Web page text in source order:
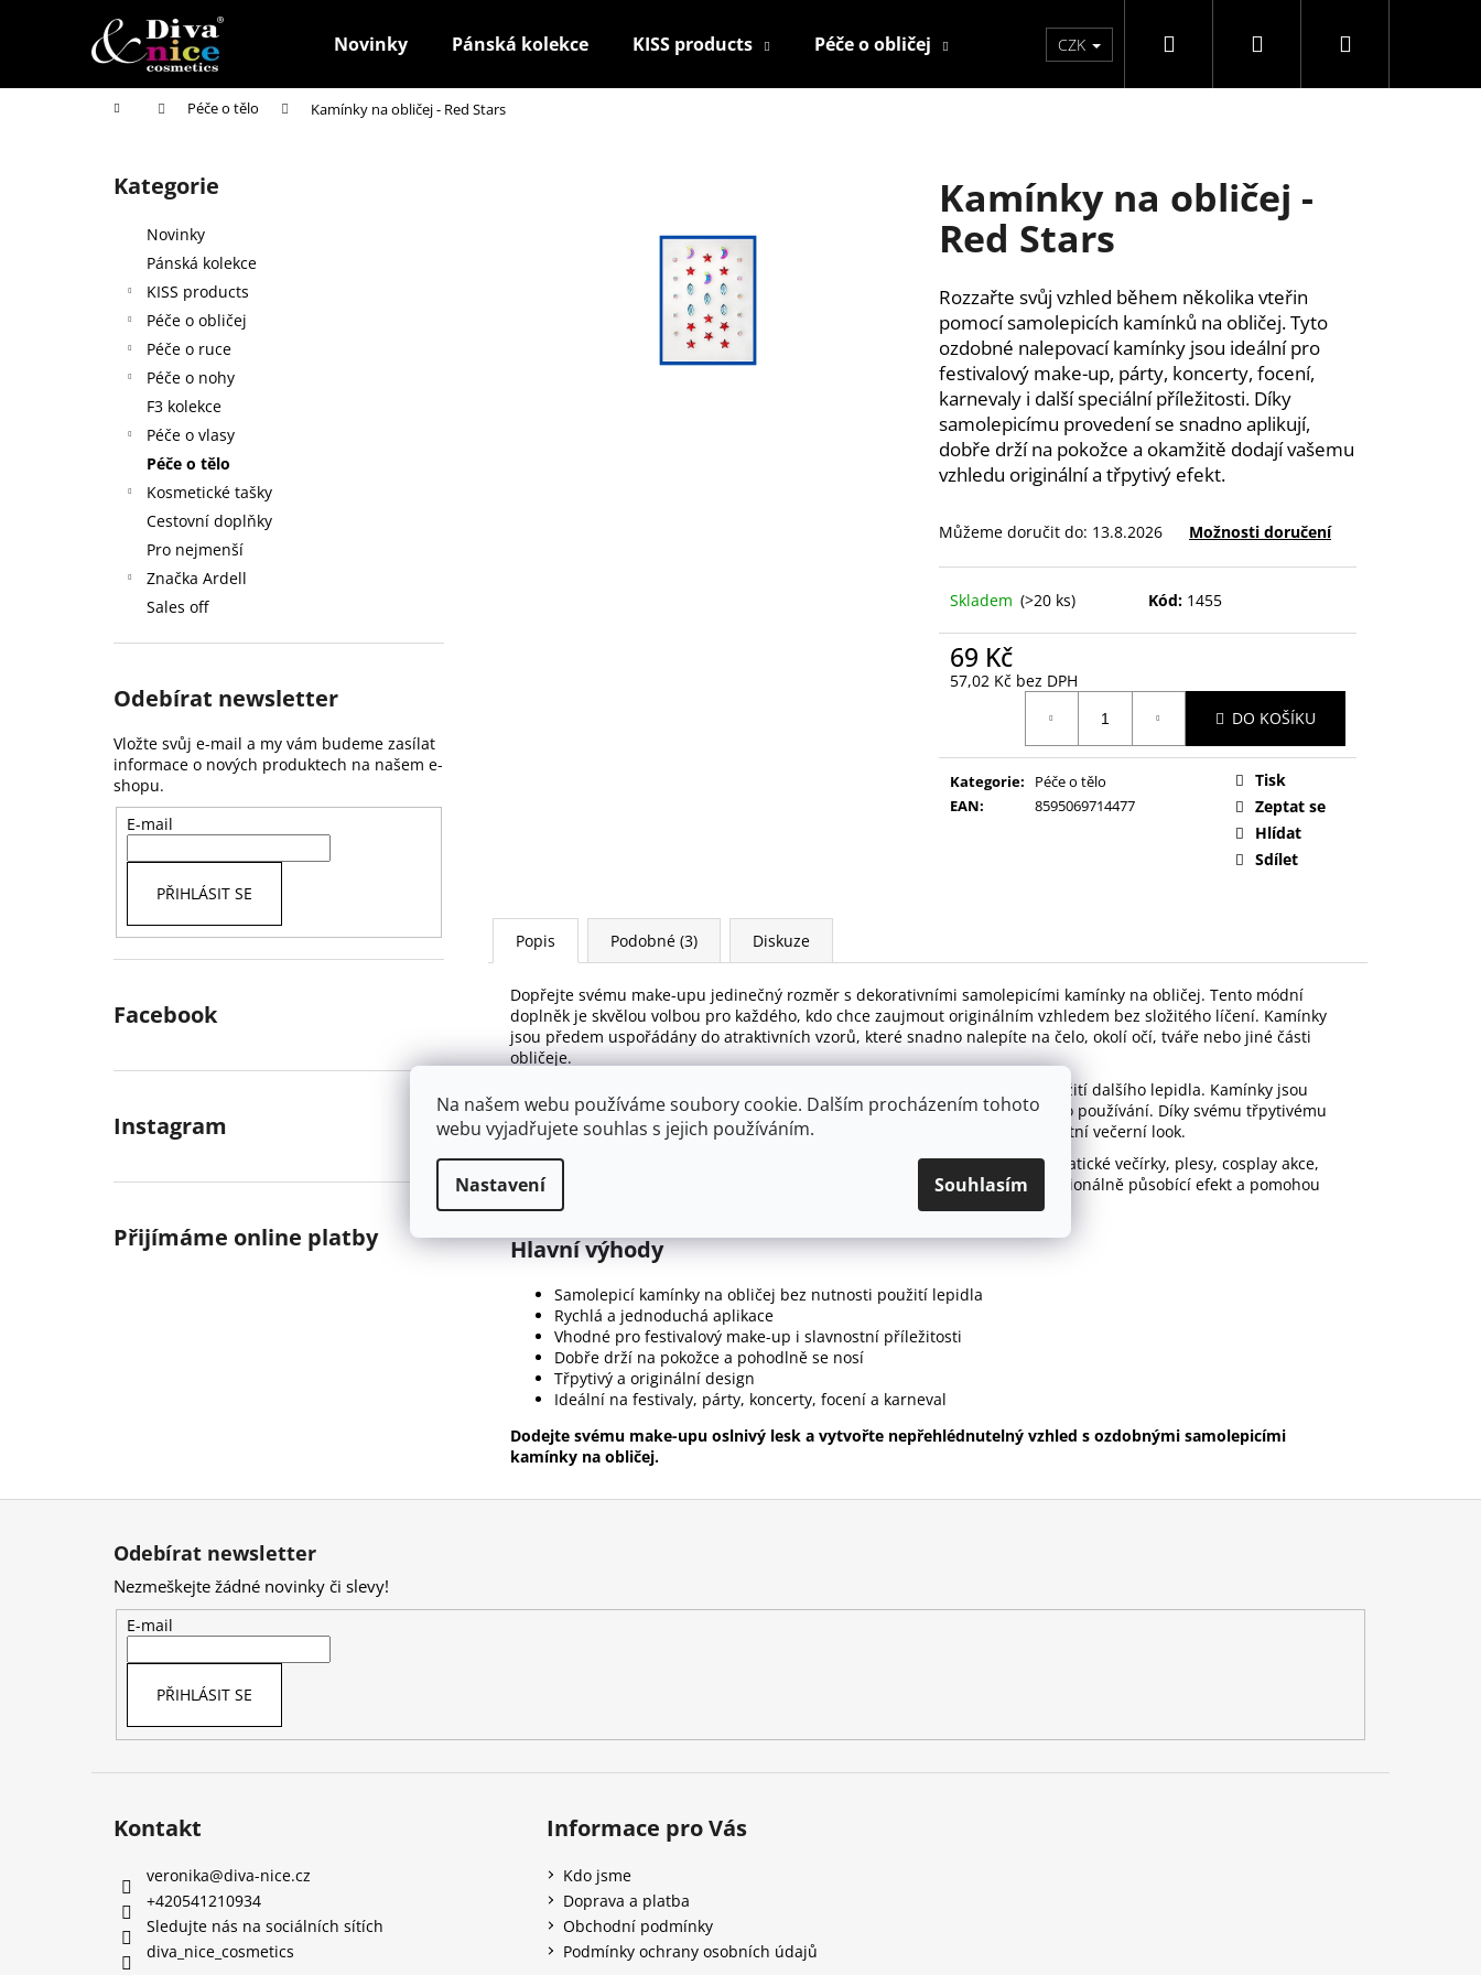
Na našem webu používáme soubory cookie. Dalším procházením tohoto
webu vyjadřujete souhlas s jejich používáním.
Nastavení Souhlasím
Novinky Pánská kolekce KISS products Péče o obličej Péče o ruce Péče o nohy F3 kolekce
CZK Hledat PřihlášeníNákupní
Domů Péče o tělo Kamínky na obličej - Red Stars
Přeskočit
kategorie
Kategorie
Novinky
Pánská kolekce
KISS products
Péče o obličej
Péče o ruce
Péče o nohy
F3 kolekce
Péče o vlasy
Péče o tělo
Kosmetické tašky
Cestovní doplňky
Pro nejmenší
Značka Ardell
Sales off
Odebírat newsletter
Vložte svůj e-mail a my vám budeme zasílat
informace o nových produktech na našem e-
shopu.
E-mail
PŘIHLÁSIT SE
Facebook
Instagram
Přijímáme online platby
Kamínky na obličej -
Red Stars
Rozzařte svůj vzhled během několika vteřin
pomocí samolepicích kamínků na obličej. Tyto
ozdobné nalepovací kamínky jsou ideální pro
festivalový make-up, párty, koncerty, focení,
karnevaly i další speciální příležitosti. Díky
samolepicímu provedení se snadno aplikují,
dobře drží na pokožce a okamžitě dodají vašemu
vzhledu originální a třpytivý efekt.
Můžeme doručit do: 13.8.2026 Možnosti doručení
Skladem (>20 ks) Kód: 1455
69 Kč
57,02 Kč bez DPH
DO KOŠÍKU
Kategorie:
Péče o tělo
EAN: 8595069714477
Tisk
Zeptat se
Hlídat
Sdílet
Popis Podobné (3) Diskuze
Dopřejte svému make-upu jedinečný rozměr s dekorativními samolepicími kamínky na obličej. Tento módní
doplněk je skvělou volbou pro každého, kdo chce zaujmout originálním vzhledem bez složitého líčení. Kamínky
jsou předem uspořádány do atraktivních vzorů, které snadno nalepíte na čelo, okolí očí, tváře nebo jiné části
obličeje.
Samolepicí vrstva umožňuje rychlou a pohodlnou aplikaci bez nutnosti použití dalšího lepidla. Kamínky jsou
lehké, příjemné na nošení a navržené tak, aby dobře držely během běžného používání. Díky svému třpytivému
vzhledu dokonale doplní festivalový make-up, extravagantní styling i elegantní večerní look.
Ozdobné kamínky jsou perfektní volbou na hudební festivaly, koncerty, tematické večírky, plesy, cosplay akce,
taneční vystoupení, focení nebo oslavy. V kombinaci s líčením vytvoří profesionálně působící efekt a pomohou
vám vystoupit z davu.
Hlavní výhody
Samolepicí kamínky na obličej bez nutnosti použití lepidla
Rychlá a jednoduchá aplikace
Vhodné pro festivalový make-up i slavnostní příležitosti
Dobře drží na pokožce a pohodlně se nosí
Třpytivý a originální design
Ideální na festivaly, párty, koncerty, focení a karneval
Dodejte svému make-upu oslnivý lesk a vytvořte nepřehlédnutelný vzhled s ozdobnými samolepicími
kamínky na obličej.
í
Zpět
do
Zpět
do
Doporučujeme
HOUBIČKA NA MAKE-UP, KULATÁ
NALEPOVACÍ UMĚLÉ NEHTY FM GIRLS +
Z
Odebírat newsletter
Nezmeškejte žádné novinky či slevy!
E-mail
PŘIHLÁSIT SE
Kontakt
veronika@diva-nice.cz
+420541210934
Sledujte nás na sociálních sítích
diva_nice_cosmetics
Informace pro Vás
Kdo jsme
Doprava a platba
Obchodní podmínky
Podmínky ochrany osobních údajů